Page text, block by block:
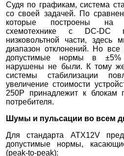
Судя по графикам, система
со своей задачей. По
которые построены на
схемотехнике с DC-DC
низковольтной части,
диапазон отклонений. Но все
допустимые нормы в
нарушены не были. К тому же
системы стабилизации
увеличение стоимости
250P принадлежит к блокам
потребителя.
Шумы и пульсации во всем
Для стандарта ATX12V
допустимые нормы,
(peak-to-peak):